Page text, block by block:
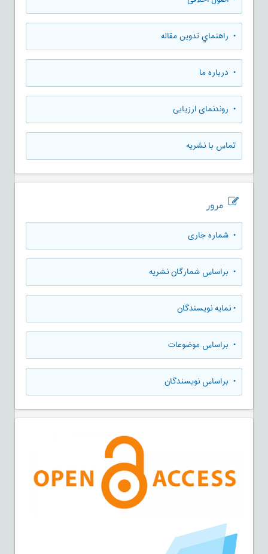
• راهنماي تدوين مقاله
• درباره ما
• روندنمای ارزيابی
تماس با نشریه
مرور
• شماره جاری
• براساس شمارگان نشریه
•نمایه نویسندگان
• براساس موضوعات
• براساس نویسندگان